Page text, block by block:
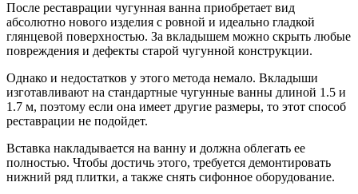
После реставрации чугунная ванна приобретает вид
абсолютно нового изделия с ровной и идеально гладкой
глянцевой поверхностью. За вкладышем можно скрыть любые
повреждения и дефекты старой чугунной конструкции.
Однако и недостатков у этого метода немало. Вкладыши
изготавливают на стандартные чугунные ванны длиной 1.5 и
1.7 м, поэтому если она имеет другие размеры, то этот способ
реставрации не подойдет.
Вставка накладывается на ванну и должна облегать ее
полностью. Чтобы достичь этого, требуется демонтировать
нижний ряд плитки, а также снять сифонное оборудование.